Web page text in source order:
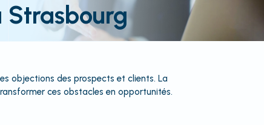
objections des prospects et clients. La
ces obstacles en opportunités.